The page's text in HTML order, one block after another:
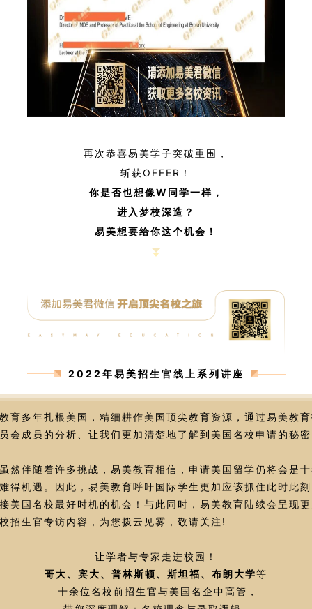
再次恭喜易美学子突破重围，
斩获OFFER！
你是否也想像W同学一样，
进入梦校深造？
易美想要给你这个机会！
2022年易美招生官线上系列讲座
育多年扎根美国，精细耕作美国顶尖教育资源，通过易美教
会成员的分析、让我们更加清楚地了解到美国名校申请的秘
然伴随着许多挑战，易美教育相信，申请美国留学仍将会是
得机遇。因此，易美教育呼吁国际学生更加应该抓住此时此
美国名校最好时机的机会！与此同时，易美教育陆续会呈现
招生官专访内容，为您拨云见雾，敬请关注!
让学者与专家走进校园！
哥大、宾大、普林斯顿、斯坦福、布朗大学等
十余位名校前招生官与美国名企中高管，